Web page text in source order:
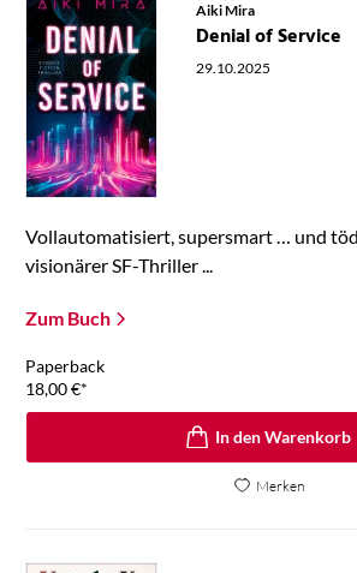
Aiki Mira
Denial of Service
29.10.2025
Vollautomatisiert, supersmart … und
visionärer SF-Thriller ...
Zum Buch
Paperback
18,00€*
In den Warenkorb
Merken